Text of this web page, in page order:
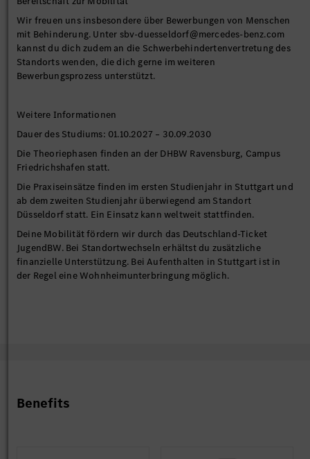
Wir freuen uns insbesondere über Bewerbungen von Menschen
mit Behinderung. Unter sbv-duesseldorf@mercedes-benz.com
kannst du dich zudem an die Schwerbehindertenvertretung des
Standorts wenden, die dich gerne im weiteren
Bewerbungsprozess unterstützt.
Weitere Informationen
Dauer des Studiums: 01.10.2027 – 30.09.2030
Die Theoriephasen finden an der DHBW Ravensburg, Campus
Friedrichshafen statt.
Die Praxiseinsätze finden im ersten Studienjahr in Stuttgart und
ab dem zweiten Studienjahr überwiegend am Standort
Düsseldorf statt. Ein Einsatz kann weltweit stattfinden.
Deine Mobilität fördern wir durch das Deutschland-Ticket
JugendBW. Bei Standortwechseln erhältst du zusätzliche
finanzielle Unterstützung. Bei Aufenthalten in Stuttgart ist in
der Regel eine Wohnheimunterbringung möglich.
Benefits